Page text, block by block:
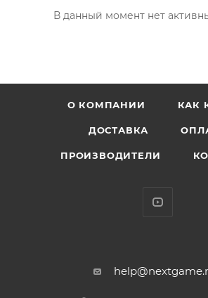
В данный момент нет
О КОМПАНИИ КАК
ДОСТАВКА
ПРОИЗВОДИТЕЛИ